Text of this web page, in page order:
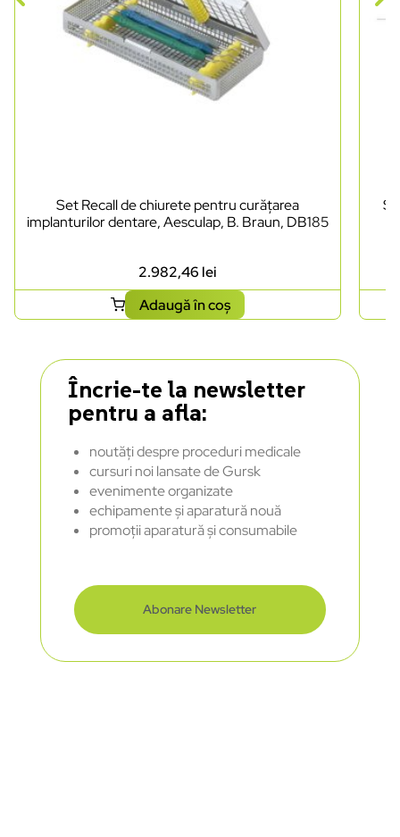
Set Recall de chiurete pentru curățarea
implanturilor dentare, Aesculap, B. Braun, DB185
2.982,46 lei
Adaugă în coș
Încrie-te la newsletter
pentru a afla:
noutăți despre proceduri medicale
cursuri noi lansate de Gursk
evenimente organizate
echipamente și aparatură nouă
promoții aparatură și consumabile
Abonare Newsletter